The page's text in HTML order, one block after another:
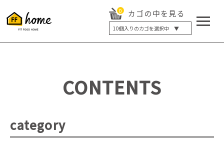
0 カゴの中を見る
10個入りのカゴを選択中 ▼
5個入り
20個入り
最大12%OFF
CONTENTS
category